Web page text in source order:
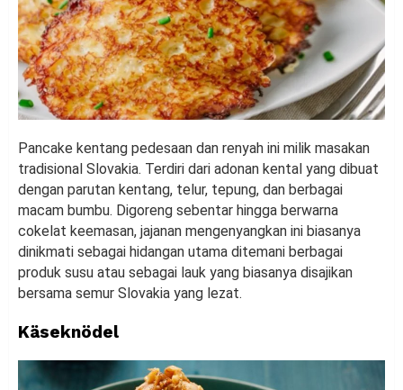
Pancake kentang pedesaan dan renyah ini milik masakan
tradisional Slovakia. Terdiri dari adonan kental yang dibuat
dengan parutan kentang, telur, tepung, dan berbagai
macam bumbu. Digoreng sebentar hingga berwarna
cokelat keemasan, jajanan mengenyangkan ini biasanya
dinikmati sebagai hidangan utama ditemani berbagai
produk susu atau sebagai lauk yang biasanya disajikan
bersama semur Slovakia yang lezat.
Käseknödel